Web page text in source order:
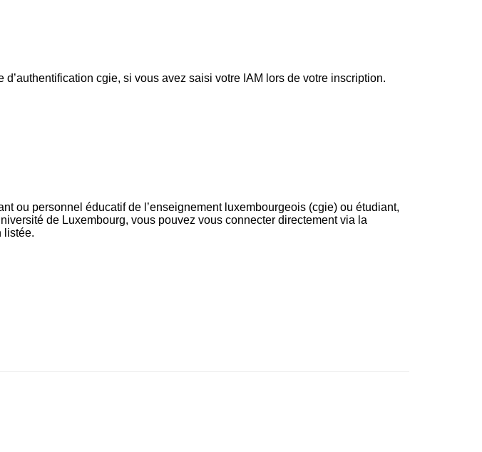
cgie, si vous avez saisi votre IAM lors de votre inscription.
ou personnel éducatif de l’enseignement luxembourgeois (cgie) ou étudiant,
de Luxembourg, vous pouvez vous connecter directement via la
listée.